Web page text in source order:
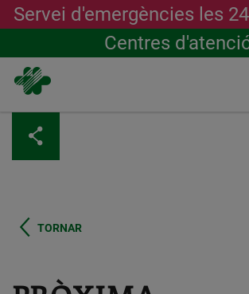
contingut
Servei d'emergències les
Centres
TORNAR